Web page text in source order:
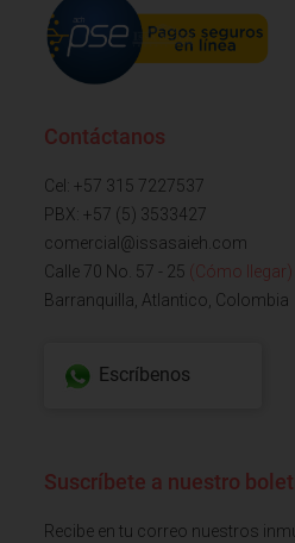
Contáctanos
Cel: +57 315 7227537
PBX: +57 (5) 3533427
comercial@issasaieh.com
Calle 70 No. 57 - 25 (Cómo llegar)
Barranquilla, Atlantico, Colombia
Escríbenos
Suscríbete a nuestro
Recibe en tu correo nuestros